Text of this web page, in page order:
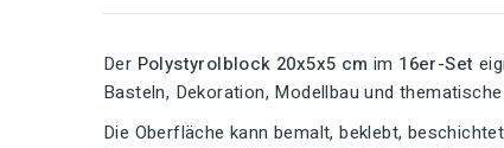
Der Polystyrolblock 20x5x5 cm im 16er-Set
Basteln, Dekoration, Modellbau und
Die Oberfläche kann bemalt, beklebt,